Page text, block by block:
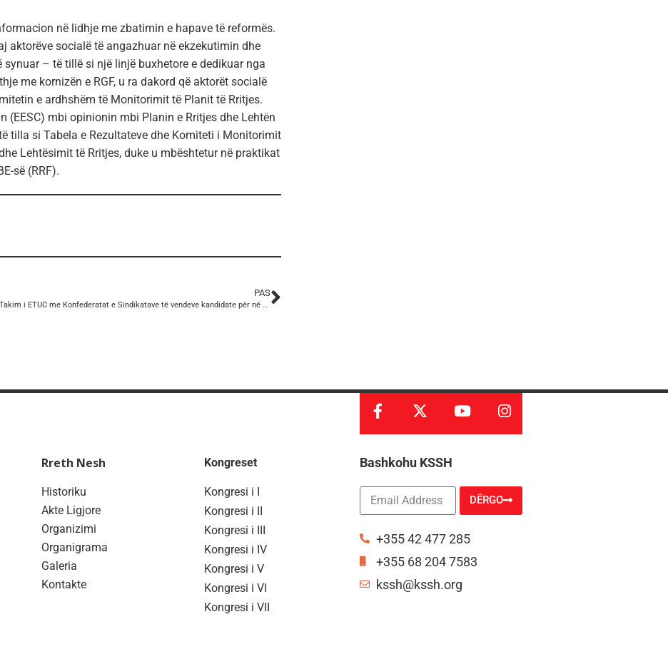
në lidhje me zbatimin e hapave të reformës.
aktorëve socialë të angazhuar në ekzekutimin dhe
– të tillë si një linjë buxhetore e dedikuar nga
me kornizën e RGF, u ra dakord që aktorët socialë
e ardhshëm të Monitorimit të Planit të Rritjes.
(EESC) mbi opinionin mbi Planin e Rritjes dhe Lehtën
tilla si Tabela e Rezultateve dhe Komiteti i Monitorimit
Lehtësimit të Rritjes, duke u mbështetur në praktikat
së (RRF).
PAS
Rreth Nesh
Historiku
Akte Ligjore
Organizimi
Organigrama
Galeria
Kontakte
Kongreset
Kongresi i I
Kongresi i II
Kongresi i III
Kongresi i IV
Kongresi i V
Kongresi i VI
Kongresi i VII
Bashkohu KSSH
DËRGO
+355 42 477 285
+355 68 204 7583
kssh@kssh.org